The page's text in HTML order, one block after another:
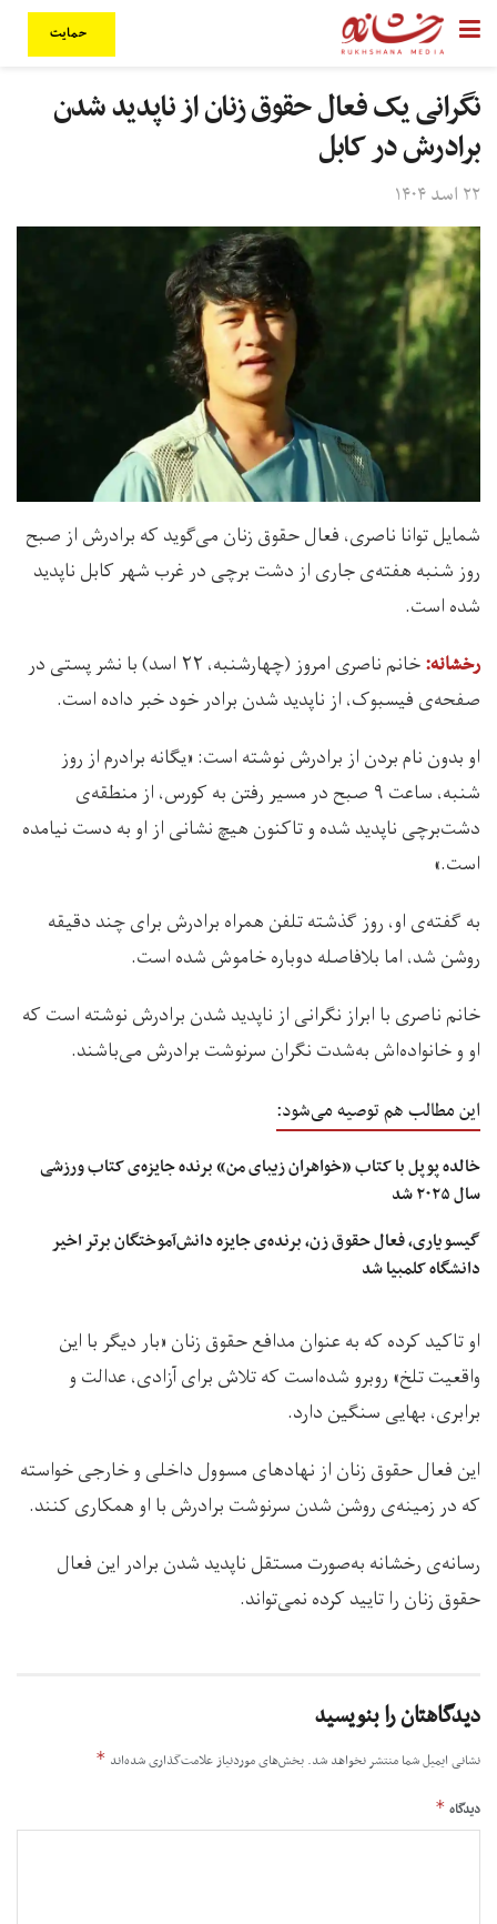
حمایت
نگرانی یک فعال حقوق زنان از ناپدید شدن
برادرش در کابل
۲۲ اسد ۱۴۰۴
شمایل توانا ناصری، فعال حقوق زنان می‌گوید که برادرش از صبح
روز شنبه‌ هفته‌ی جاری از دشت برچی در غرب شهر کابل ناپدید
شده است.
رخشانه:
خانم ناصری امروز (چهارشنبه، ۲۲ اسد) با نشر پستی در
صفحه‌ی فیسبوک، از ناپدید شدن برادر خود خبر داده است.
او بدون نام بردن از برادرش نوشته است: «یگانه برادرم از روز
شنبه، ساعت ۹ صبح در مسیر رفتن به کورس، از منطقه‌ی
دشت‌برچی ناپدید شده و تاکنون هیچ نشانی از او به دست نیامده
است.»
به گفته‌ی او، روز گذشته تلفن همراه برادرش برای چند دقیقه
روشن شد، اما بلافاصله دوباره خاموش شده است.
خانم ناصری با ابراز نگرانی از ناپدید شدن برادرش نوشته است که
او و خانواده‌اش به‌شدت نگران سرنوشت برادرش می‌باشند.
این مطالب هم توصیه می‌شود:
خالده پوپل با کتاب «خواهران زیبای من» برنده‌ جایزه‌ی کتاب ورزشی
سال ۲۰۲۵ شد
گیسو یاری، فعال حقوق زن، برنده‌ی جایزه دانش‌آموختگان برتر اخیر
دانشگاه کلمبیا شد
او تاکید کرده که به عنوان مدافع حقوق زنان «بار دیگر با این
واقعیت تلخ» روبرو شده‌است که تلاش برای آزادی، عدالت و
برابری، بهایی سنگین دارد.
این فعال حقوق زنان از نهادهای مسوول داخلی و خارجی خواسته
که در زمینه‌ی روشن شدن سرنوشت برادرش با او همکاری کنند.
رسانه‌ی رخشانه به‌صورت مستقل ناپدید شدن برادر این فعال
حقوق زنان را تایید کرده نمی‌تواند.
دیدگاهتان را بنویسید
نشانی ایمیل شما منتشر نخواهد شد. بخش‌های موردنیاز علامت‌گذاری شده‌اند *
دیدگاه *